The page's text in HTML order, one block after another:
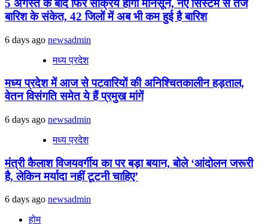
5 अगस्त के बाद फिर सक्रिय होगा मानसून, नए सिस्टम से तेज
बारिश के संकेत, 42 जिलों में अब भी कम हुई है बारिश
6 days ago newsadmin
मध्य प्रदेश
मध्य प्रदेश में आज से पटवारियों की अनिश्चितकालीन हड़ताल,
वेतन विसंगति समेत ये हैं प्रमुख मांगें
6 days ago newsadmin
मध्य प्रदेश
मंत्री कैलाश विजयवर्गीय का पर बड़ा बयान, बोले ‘आंदोलन जरूरी
है, लेकिन मर्यादा नहीं टूटनी चाहिए’
6 days ago newsadmin
होम